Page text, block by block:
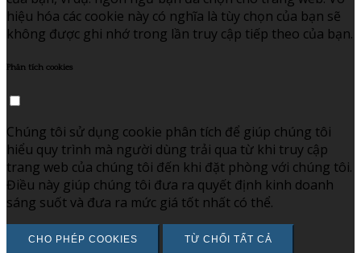
hiệu hóa các cookie này có nghĩa là tùy chọn của bạn sẽ
không được ghi nhớ trong lần truy cập tiếp theo của bạn.
Phân tích cookies
Chúng tôi sử dụng cookie phân tích để giúp chúng tôi
hiểu quy trình mà người dùng trải qua từ khi truy cập
trang web của chúng tôi đến khi đặt phòng với chúng tôi.
Điều này giúp chúng tôi đưa ra quyết định kinh doanh
sáng suốt và đưa ra mức giá tốt nhất có thể.
CHO PHÉP COOKIES TỪ CHỐI TẤT CẢ